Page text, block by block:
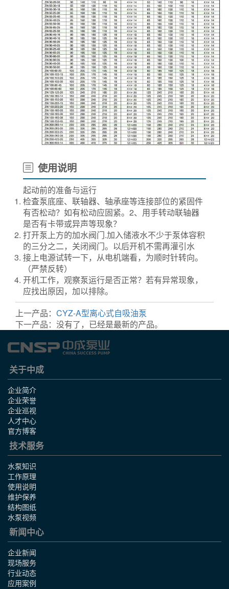
使用说明
起动前的准备与运行
检査泵底座、联轴器、轴承座等连接部位的紧固件
有否松动？如有松动应固紧。2、用手转动联轴器
是否有卡带或异声等现象？
打开泵上方的加水阀门.加入储液水不少于泵体容积
的三分之二，关闭阀门。以后开机不需再灌引水
接上电源试转一下，从电机端看，为顺时针转向。
（严禁反转）
开机工作，观察泵运行是否正常？若有异常现象，
应找出原因，加以排除。
上一产品： CYZ-A型离心式自吸油泵
下一产品：没有了，已经是最新的产品。
关于中成
企业简介
企业荣誉
企业巡视
人才中心
官方博客
技术服务
水泵知识
工作原理
使用说明
维护保养
结构图纸
水泵视频
新闻中心
企业新闻
现场服务
行业动态
应用案例